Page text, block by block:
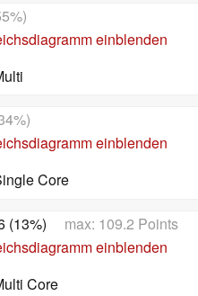
einblenden
einblenden
Core
(13%) max: 109.2 Points
einblenden
Core